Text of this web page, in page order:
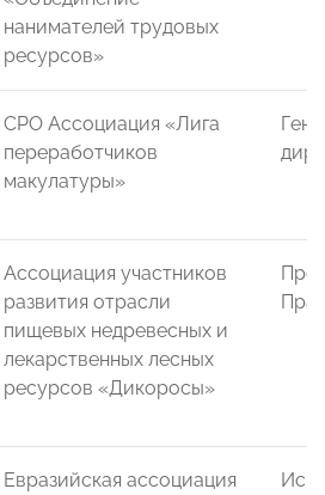
нанимателей трудовых
ресурсов»
СРО Ассоциация «Лига
переработчиков
макулатуры»
Ассоциация участников
развития отрасли
пищевых недревесных и
лекарственных лесных
ресурсов «Дикоросы»
Евразийская ассоциация